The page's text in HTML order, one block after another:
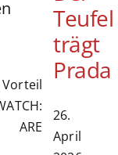
ARE
Teufel
trägt
Prada
26.
April